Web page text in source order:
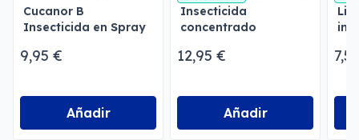
Cucanor B
Insecticida en Spray
9,95 €
Añadir
Insecticida
concentrado
Menforsan
12,95 €
Añadir